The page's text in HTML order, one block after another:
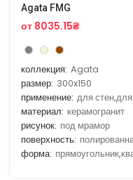
Agata FMG
от 8035.15₴
коллекция: Agata
размер: 300x150
применение: для стен,для
материал: керамогранит
рисунок: под мрамор
поверхность:
форма: